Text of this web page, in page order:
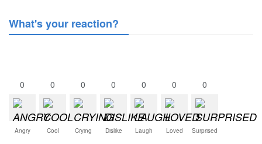
What's your reaction?
0
Angry
0
Cool
0
Crying
0
Dislike
0
Laugh
0
Loved
0
Surprised